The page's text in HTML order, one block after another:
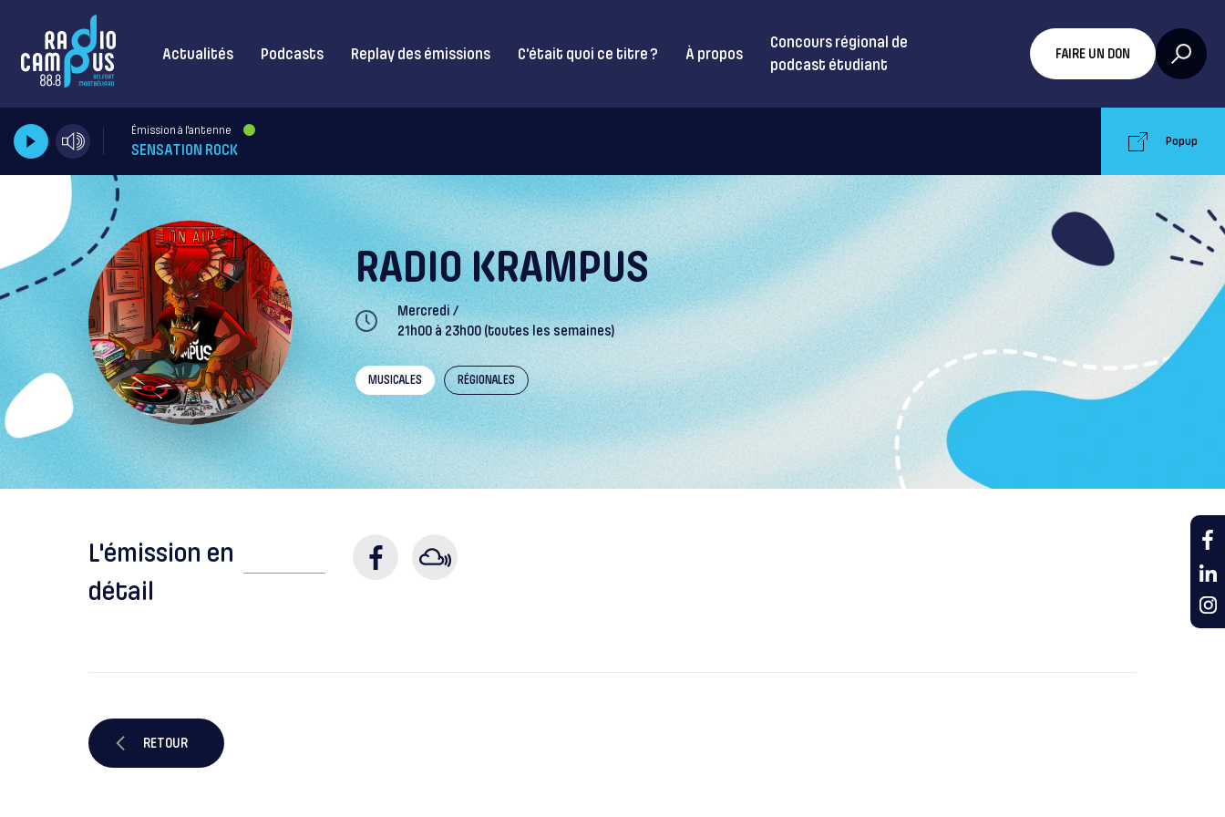
Actualités Podcasts Replay des émissions C’était quoi ce titre ? À propos
Concours régional de
podcast étudiant
FAIRE UN DON
Émission à l'antenne
SENSATION ROCK Popup
RADIO KRAMPUS
Mercredi /
21h00 à 23h00 (toutes les semaines)
MUSICALES RÉGIONALES
L'émission en
détail
RETOUR